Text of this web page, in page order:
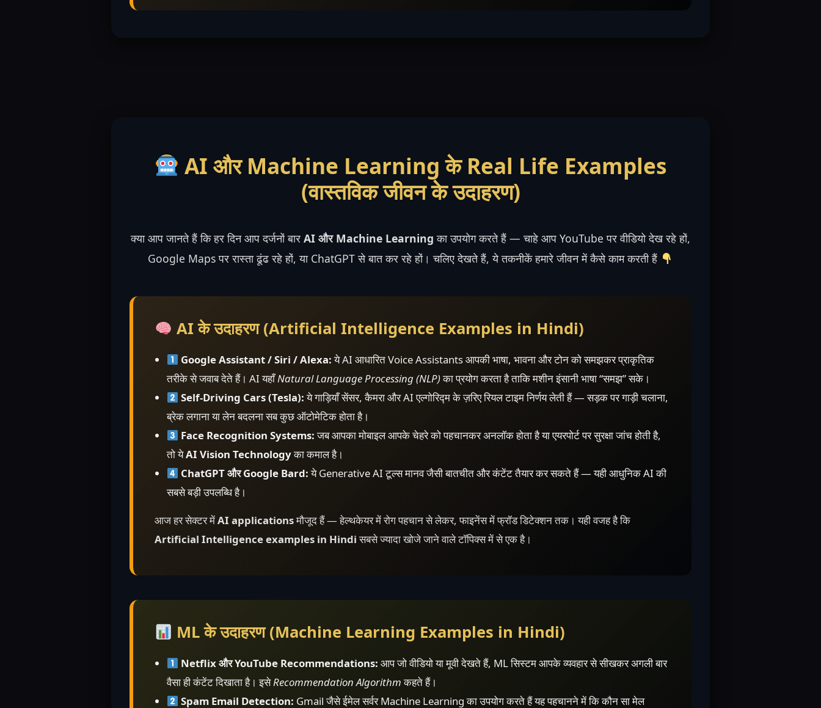
AI और Machine Learning के Real Life Examples
(वास्तविक जीवन के उदाहरण)
क्या आप जानते हैं कि हर दिन आप दर्जनों बार AI और Machine Learning का उपयोग करते हैं — चाहे आप YouTube पर वीडियो देख रहे हों,
Google Maps पर रास्ता ढूंढ रहे हों, या ChatGPT से बात कर रहे हों। चलिए देखते हैं, ये तकनीकें हमारे जीवन में कैसे काम करती हैं
AI के उदाहरण (Artificial Intelligence Examples in Hindi)
Google Assistant / Siri / Alexa:ये AI आधारित Voice Assistants आपकी भाषा, भावना और टोन को समझकर प्राकृतिक
तरीके से जवाब देते हैं। AI यहाँNatural Language Processing (NLP)का प्रयोग करता है ताकि मशीन इंसानी भाषा “समझ” सके।
Self-Driving Cars (Tesla):ये गाड़ियाँ सेंसर, कैमरा और AI एल्गोरिद्म के ज़रिए रियल टाइम निर्णय लेती हैं — सड़क पर गाड़ी चलाना,
ब्रेक लगाना या लेन बदलना सब कुछ ऑटोमेटिक होता है।
Face Recognition Systems:जब आपका मोबाइल आपके चेहरे को पहचानकर अनलॉक होता है या एयरपोर्ट पर सुरक्षा जांच होती है,
तो येAI Vision Technologyका कमाल है।
ChatGPT और Google Bard:ये Generative AI टूल्स मानव जैसी बातचीत और कंटेंट तैयार कर सकते हैं — यही आधुनिक AI की
सबसे बड़ी उपलब्धि है।
आज हर सेक्टर मेंAI applicationsमौजूद हैं — हेल्थकेयर में रोग पहचान से लेकर, फाइनेंस में फ्रॉड डिटेक्शन तक। यही वजह है कि
Artificial Intelligence examples in Hindiसबसे ज्यादा खोजे जाने वाले टॉपिक्स में से एक है।
ML के उदाहरण (Machine Learning Examples in Hindi)
Netflix और YouTube Recommendations: आप जो वीडियो या मूवी देखते हैं, ML सिस्टम आपके व्यवहार से सीखकर अगली बार
वैसा ही कंटेंट दिखाता है। इसेRecommendation Algorithmकहते हैं।
Spam Email Detection: Gmail जैसे ईमेल सर्वर Machine Learning का उपयोग करते हैं यह पहचानने में कि कौन सा मेल